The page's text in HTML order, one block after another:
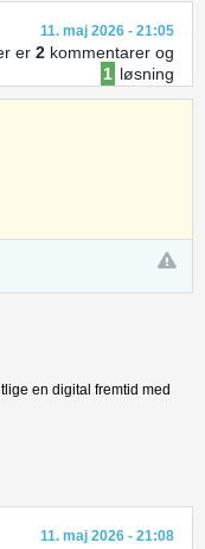
11. maj 2026 - 21:05
er 2kommentarer og
1 løsning
en digital fremtid med
11. maj 2026 - 21:08